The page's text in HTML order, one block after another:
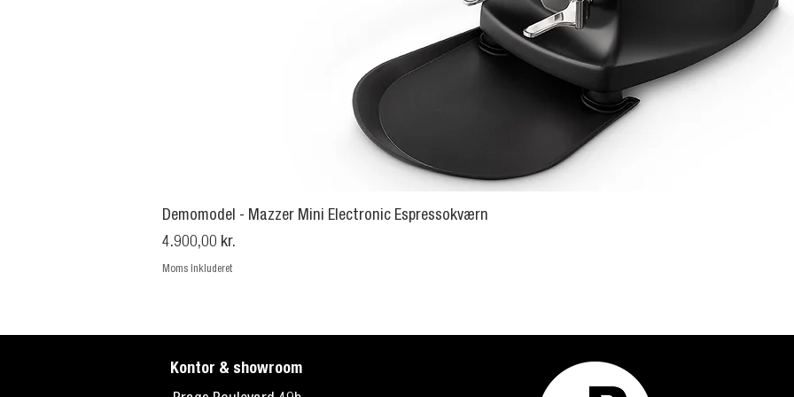
Demomodel - Mazzer Mini Electronic Espressokværn
Pris
4.900,00 kr.
Moms Inkluderet
Kontor & showroom